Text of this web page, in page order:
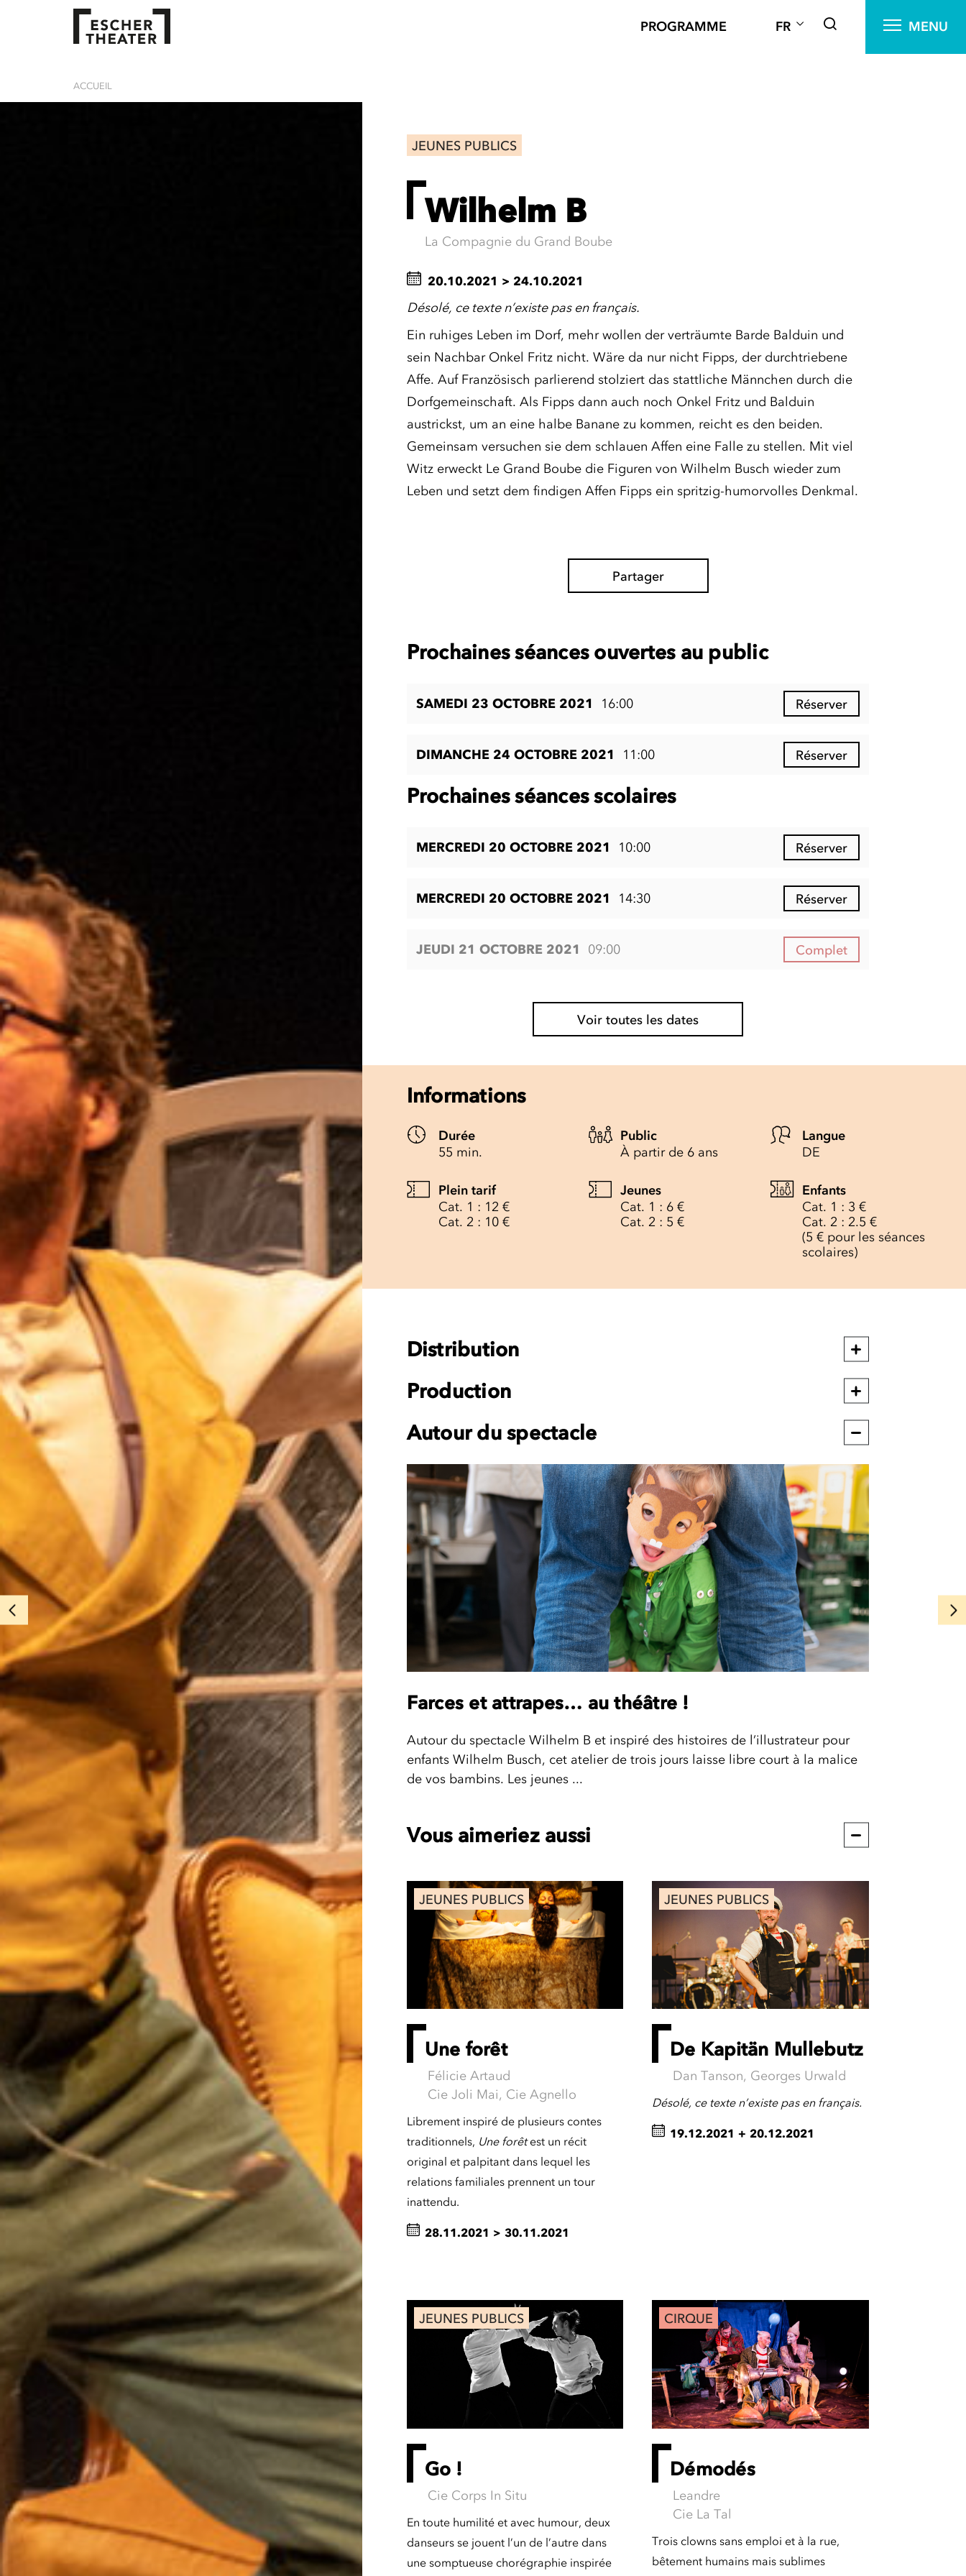
PROGRAMME FR MENU
ACCUEIL
JEUNES PUBLICS
Wilhelm B
La Compagnie du Grand Boube
20.10.2021 > 24.10.2021
Désolé, ce texte n’existe pas en français.
Ein ruhiges Leben im Dorf, mehr wollen der verträumte Barde Balduin und
sein Nachbar Onkel Fritz nicht. Wäre da nur nicht Fipps, der durchtriebene
Affe. Auf Französisch parlierend stolziert das stattliche Männchen durch die
Dorfgemeinschaft. Als Fipps dann auch noch Onkel Fritz und Balduin
austrickst, um an eine halbe Banane zu kommen, reicht es den beiden.
Gemeinsam versuchen sie dem schlauen Affen eine Falle zu stellen. Mit viel
Witz erweckt Le Grand Boube die Figuren von Wilhelm Busch wieder zum
Leben und setzt dem findigen Affen Fipps ein spritzig-humorvolles Denkmal.
Partager
Prochaines séances ouvertes au public
SAMEDI 23 OCTOBRE 2021 16:00 Réserver
DIMANCHE 24 OCTOBRE 2021 11:00 Réserver
Prochaines séances scolaires
MERCREDI 20 OCTOBRE 2021 10:00 Réserver
MERCREDI 20 OCTOBRE 2021 14:30 Réserver
JEUDI 21 OCTOBRE 2021 09:00 Complet
Voir toutes les dates
Informations
Durée
55 min.
Public
À partir de 6 ans
Langue
DE
Plein tarif
Cat. 1 : 12 €
Cat. 2 : 10 €
Jeunes
Cat. 1 : 6 €
Cat. 2 : 5 €
Enfants
Cat. 1 : 3 €
Cat. 2 : 2.5 €
(5 € pour les séances
scolaires)
Distribution
Production
Autour du spectacle
Farces et attrapes… au théâtre !
Autour du spectacle Wilhelm B et inspiré des histoires de l’illustrateur pour
enfants Wilhelm Busch, cet atelier de trois jours laisse libre court à la malice
de vos bambins. Les jeunes ...
Vous aimeriez aussi
JEUNES PUBLICS
Une forêt
Félicie Artaud
Cie Joli Mai, Cie Agnello
Librement inspiré de plusieurs contes
traditionnels, Une forêtest un récit
original et palpitant dans lequel les
relations familiales prennent un tour
inattendu.
28.11.2021 > 30.11.2021
JEUNES PUBLICS
De Kapitän Mullebutz
Dan Tanson, Georges Urwald
Désolé, ce texte n’existe pas en français.
19.12.2021 + 20.12.2021
JEUNES PUBLICS
Go !
Cie Corps In Situ
En toute humilité et avec humour, deux
danseurs se jouent l’un de l’autre dans
une somptueuse chorégraphie inspirée
CIRQUE
Démodés
Leandre
Cie La Tal
Trois clowns sans emploi et à la rue,
bêtement humains mais sublimes